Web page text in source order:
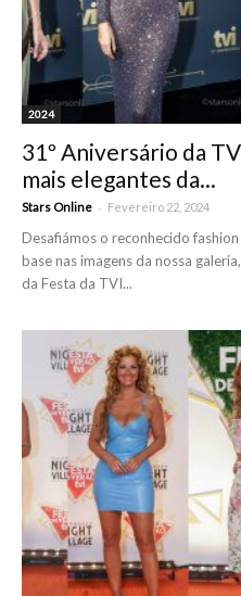
2024
31º Aniversário da
mais elegantes da...
Stars Online - Fevereiro 22, 2024
Desafiámos o reconhecido
base nas imagens da nossa
da Festa da TVI...